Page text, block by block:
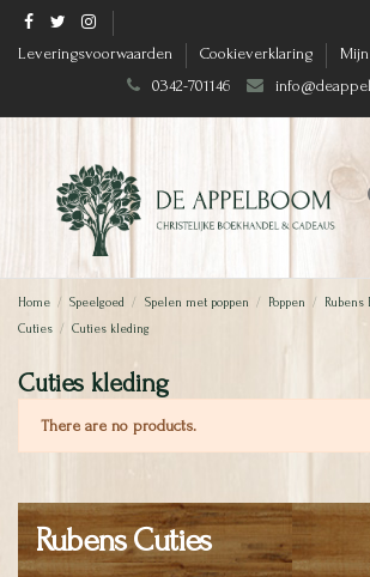
Leveringsvoorwaarden Cookieverklaring
0342-701146
Home Speelgoed Spelen met poppen Poppen Rubens
Cuties
Cuties kleding
Cuties kleding
There are no products.
Rubens Cuties